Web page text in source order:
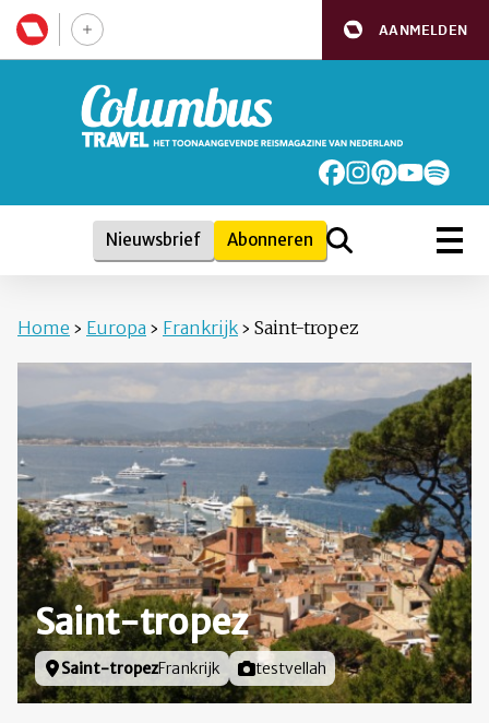
AANMELDEN
Nieuwsbrief Abonneren
Home › Europa › Frankrijk › Saint-tropez
Saint-tropez
Locatie
Saint-tropezFrankrijk Foto door
testvellah